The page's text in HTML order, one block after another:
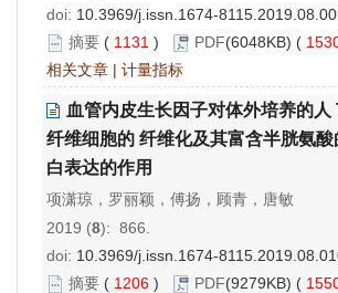
doi: 10.3969/j.issn.1674-
摘要 ( 1131 ) PDF(6048KB) (
相关文章 | 计量指标
血管内皮生长因子对体外培养的
纤维细胞的 纤维化及其富含半胱氨
白表达的作用
项潇琼，罗丽颖，傅扬，顾青，唐敏
2019 (8): 866.
doi: 10.3969/j.issn.1674-
摘要 ( 1206 ) PDF(9279KB) (